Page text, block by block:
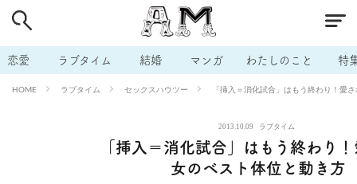
恋愛 ラブタイム 結婚 マンガ わたしのこと 特
HOME ラブタイム セックスハウツー 「挿入＝消化試合」はもう終わり！愛
2013.10.09 ラブタイム
「挿入＝消化試合」はもう終わり
女のベスト体位と動き方
# 男の本音 # セフレ # 不倫
# 出会う方法 # マッチングアプリ # ラブグッズ # 体の相